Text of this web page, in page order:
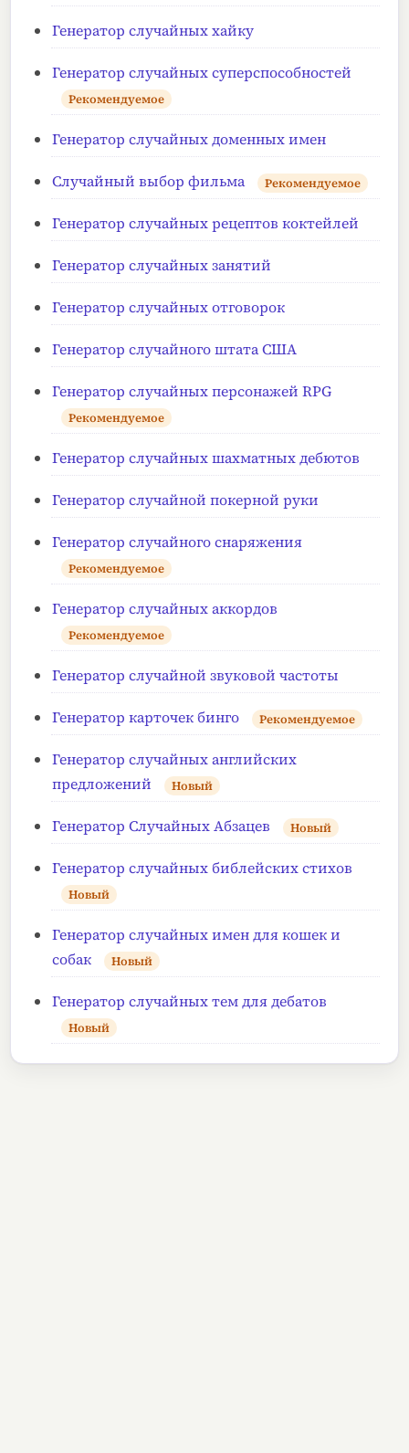
Генератор случайных хайку
Генератор случайных суперспособностей
Рекомендуемое
Генератор случайных доменных имен
Случайный выбор фильма Рекомендуемое
Генератор случайных рецептов коктейлей
Генератор случайных занятий
Генератор случайных отговорок
Генератор случайного штата США
Генератор случайных персонажей RPG
Рекомендуемое
Генератор случайных шахматных дебютов
Генератор случайной покерной руки
Генератор случайного снаряжения
Рекомендуемое
Генератор случайных аккордов
Рекомендуемое
Генератор случайной звуковой частоты
Генератор карточек бинго Рекомендуемое
Генератор случайных английских
предложений
Новый
Генератор Случайных Абзацев Новый
Генератор случайных библейских стихов
Новый
Генератор случайных имен для кошек и
собак
Новый
Генератор случайных тем для дебатов
Новый